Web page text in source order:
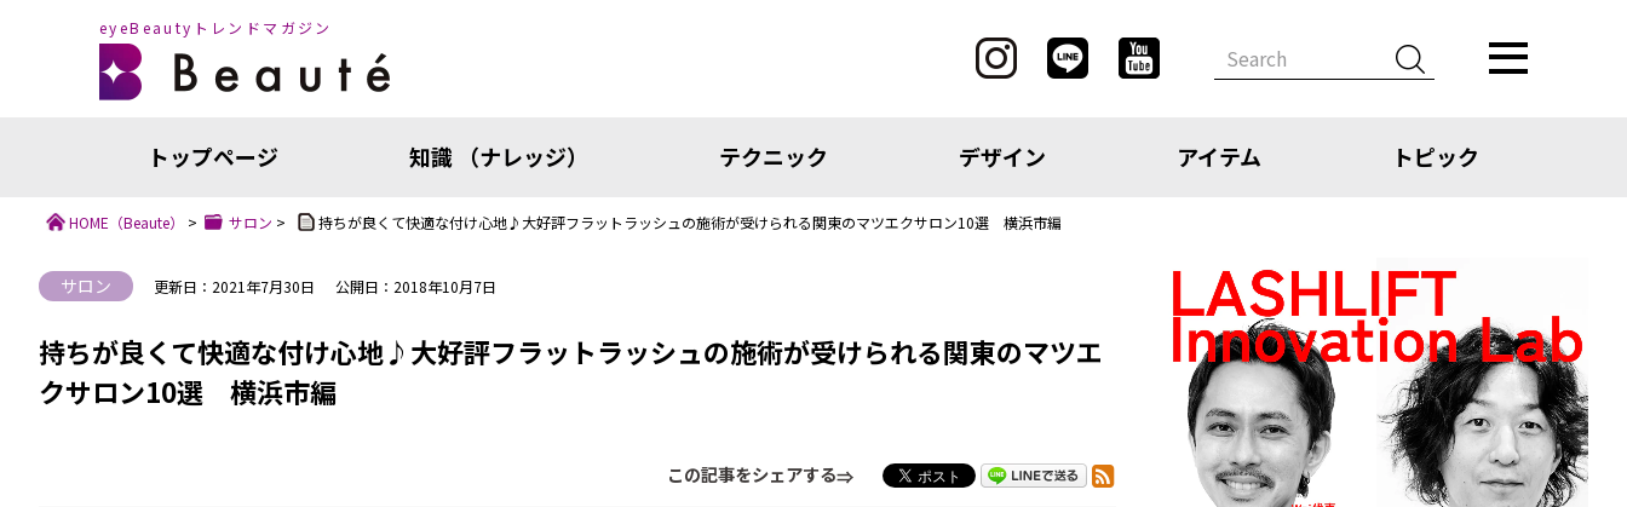
アイテム トピック
eyeBeautyトレンドマガジン
トップページ 知識 （ナレッジ） テクニック デザイン アイテム トピック
HOME （Beaute） > サロン > 持ちが良くて快適な付け心地♪大好評フラットラッシュの施術が受けられる関東のマツエクサロン10選 横浜市編
サロン 更新日：2021年7月30日 公開日：2018年10月7日
持ちが良くて快適な付け心地♪大好評フラットラッシュの施術が受けられる関東のマツエ
クサロン10選 横浜市編
この記事をシェアする